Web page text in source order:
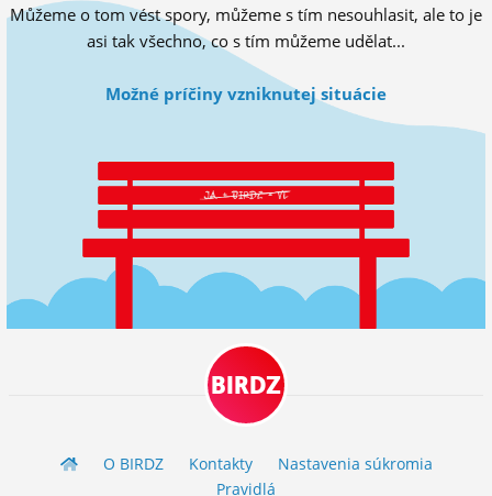
ĽUDIA
ROLETA
Můžeme o tom vést spory, můžeme s tím nesouhlasit, ale to je
asi tak všechno, co s tím můžeme udělat...
Možné príčiny vzniknutej situácie
BIRDZ
O BIRDZ Kontakty
Nastavenia súkromia
Pravidlá